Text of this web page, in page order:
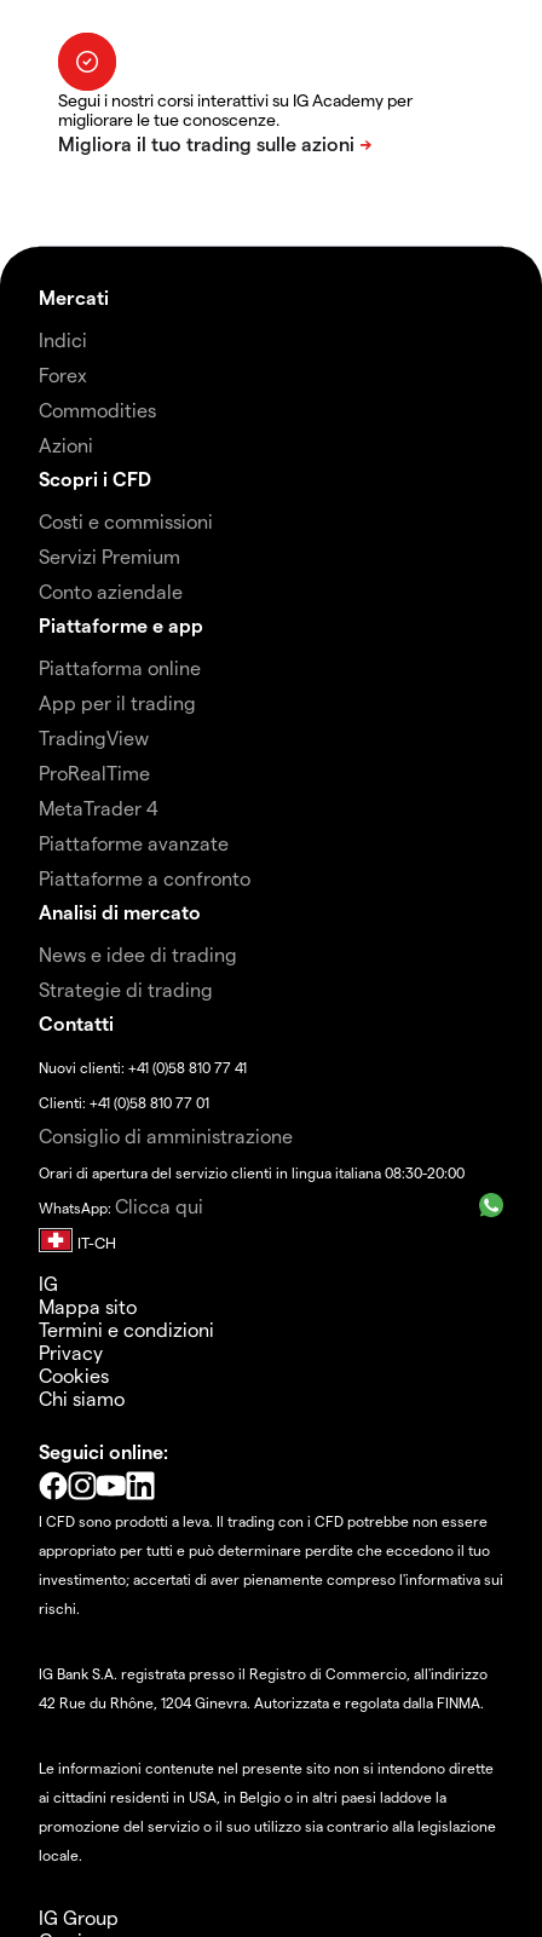
Segui i nostri corsi interattivi su IG Academy per
migliorare le tue conoscenze.
Mercati
Indici
Forex
Commodities
Azioni
Scopri i CFD
Costi e commissioni
Servizi Premium
Conto aziendale
Piattaforme e app
Piattaforma online
App per il trading
TradingView
ProRealTime
MetaTrader 4
Piattaforme avanzate
Piattaforme a confronto
Analisi di mercato
News e idee di trading
Strategie di trading
Contatti
Nuovi clienti: +41 (0)58 810 77 41
Clienti: +41 (0)58 810 77 01
Consiglio di amministrazione
Orari di apertura del servizio clienti in lingua italiana 08:30-20:00
WhatsApp: Clicca qui
IG
Mappa sito
Termini e condizioni
Privacy
Cookies
Chi siamo
Seguici online:
I CFD sono prodotti a leva. Il trading con i CFD potrebbe non essere
appropriato per tutti e può determinare perdite che eccedono il tuo
investimento; accertati di aver pienamente compreso l'informativa sui
rischi.
IG Bank S.A. registrata presso il Registro di Commercio, all'indirizzo
42 Rue du Rhône, 1204 Ginevra. Autorizzata e regolata dalla FINMA.
Le informazioni contenute nel presente sito non si intendono dirette
ai cittadini residenti in USA, in Belgio o in altri paesi laddove la
promozione del servizio o il suo utilizzo sia contrario alla legislazione
locale.
IG Group